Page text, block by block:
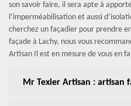
son savoir faire, il sera apte à
l’imperméabilisation et aussi
cherchez un façadier pour prendre
façade à Lachy, nous vous
Artisan Il est en mesure de vous en
Mr Texier Artisan : artisan